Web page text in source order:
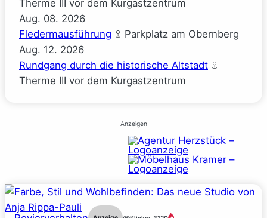
Therme III vor dem Kurgastzentrum
Aug. 08. 2026
Fledermausführung
Parkplatz am Obernberg
Aug. 12. 2026
Rundgang durch die historische Altstadt
Therme III vor dem Kurgastzentrum
Anzeigen